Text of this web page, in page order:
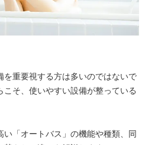
重要視する方は多いのではないで
こそ、使いやすい設備が整っている
「オートバス」の機能や種類、同